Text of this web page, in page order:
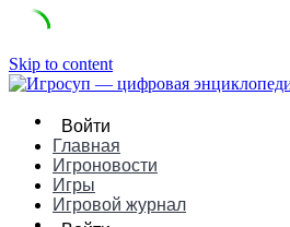
Skip to content
Войти
Главная
Игроновости
Игры
Игровой журнал